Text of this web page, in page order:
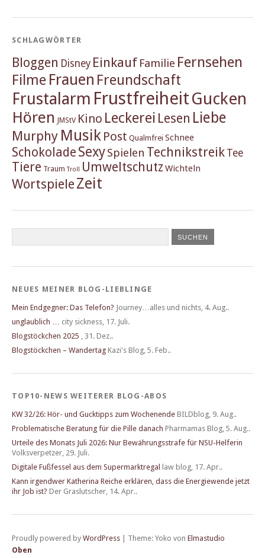
SCHLAGWÖRTER
Bloggen Disney Einkauf Familie Fernsehen
Filme Frauen Freundschaft
Frustalarm FrustfreiheitGucken
Hören JMStV Kino Leckerei Lesen Liebe
Murphy Musik Post Qualmfrei Schnee
Schokolade SexySpielen Technikstreik Tee
Tiere Traum Troll Umweltschutz Wichteln
Wortspiele Zeit
NEUES MEINER BLOG-LIEBLINGE
Mein Endgegner: Das Telefon? Journey…alles und nichts 4. Aug..
unglaublich …
city sickness 17. Juli.
Blogstöckchen 2025
31. Dez..
Blogstöckchen – Wandertag Kazi's Blog 5. Feb..
TOP10-NEWS WEITERER BLOG-ABOS
KW 32/26: Hör- und Gucktipps zum Wochenende BILDblog 9. Aug..
Problematische Beratung für die Pille danach Pharmamas Blog 5. Aug..
Urteile des Monats Juli 2026: Nur Bewährungsstrafe für NSU-Helferin
Volksverpetzer 29. Juli.
Digitale Fußfessel aus dem Supermarktregal
law blog 17. Apr..
Kann irgendwer Katherina Reiche erklären, dass die Energiewende jetzt
ihr Job ist? Der Graslutscher 14. Apr..
Proudly powered by WordPress Theme: Yoko von Elmastudio
Oben